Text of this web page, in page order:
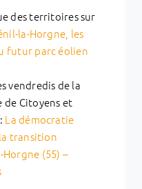
des territoires sur
la-Horgne, les
futur parc éolien
vendredis de la
Citoyens et
La démocratie
transition
(55) –